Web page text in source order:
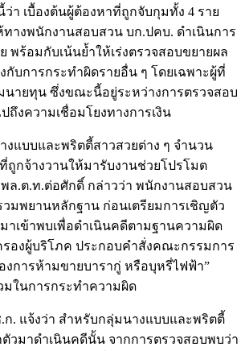
า เบื้องต้นผู้ต้องหาที่ถูกจับกุมทั้ง 4 ราย
างพนักงานสอบสวน บก.ปคบ. ดำเนินการ
ร้อมกับเน้นย้ำให้เร่งตรวจสอบขยายผล
กับการกระทำผิดรายอื่น ๆ โดยเฉพาะผู้ที่
นายทุน ซึ่งขณะนี้อยู่ระหว่างการตรวจสอบ
ถึงความเชื่อมโยงทางการเงิน
แบบและพริตตี้สาวสวยต่าง ๆ จำนวน
ถูกจ้างวานให้มารับงานช่วยโปรโมต
ล.ต.ท.ต่อศักดิ์ กล่าวว่า พนักงานสอบสวน
วมพยานหลักฐาน ก่อนเตรียมการเชิญตัว
าเข้าพบเพื่อดำเนินคดีตามฐานความผิด
รองผู้บริโภค ประกอบคำสั่งคณะกรรมการ
งการห้ามขายบารากู่ หรือบุหรี่ไฟฟ้า”
มในการกระทำความผิด
ก. แจ้งว่า สำหรับกลุ่มนางแบบและพริตตี้
ตัวมาดำเนินคดีนั้น จากการตรวจสอบพบว่า